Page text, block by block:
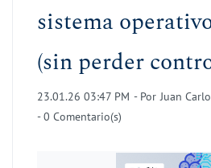
sistema
(sin perder
23.01.26 03:47 PM - Por Juan
-0 Comentario(s)